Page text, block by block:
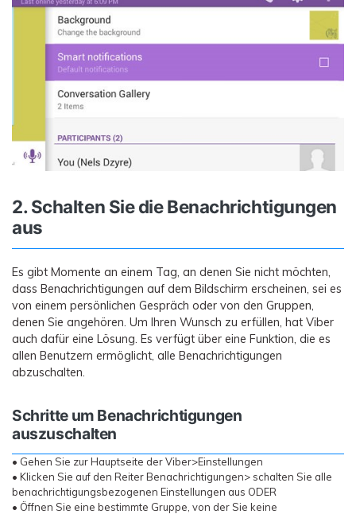
2. Schalten Sie die Benachrichtigungen
aus
Es gibt Momente an einem Tag, an denen Sie nicht möchten,
dass Benachrichtigungen auf dem Bildschirm erscheinen, sei es
von einem persönlichen Gespräch oder von den Gruppen,
denen Sie angehören. Um Ihren Wunsch zu erfüllen, hat Viber
auch dafür eine Lösung. Es verfügt über eine Funktion, die es
allen Benutzern ermöglicht, alle Benachrichtigungen
abzuschalten.
Schritte um Benachrichtigungen
auszuschalten
• Gehen Sie zur Hauptseite der Viber>Einstellungen
• Klicken Sie auf den Reiter Benachrichtigungen> schalten Sie alle
benachrichtigungsbezogenen Einstellungen aus ODER
• Öffnen Sie eine bestimmte Gruppe, von der Sie keine